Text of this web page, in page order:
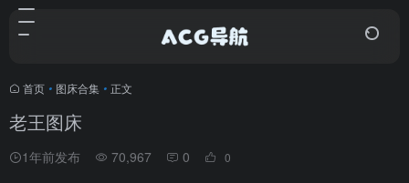
首页 • 图床合集 • 正文
老王图床
1年前发布 70,967 0 0